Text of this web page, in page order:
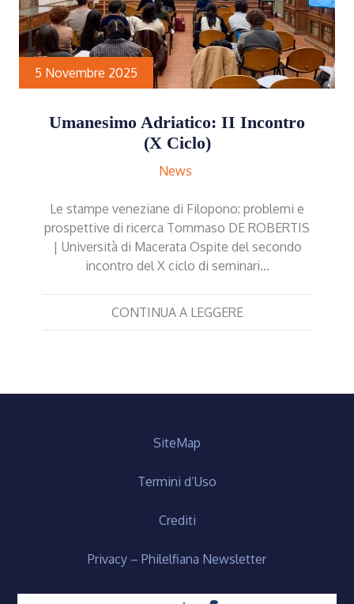
5 Novembre 2025
Umanesimo Adriatico: II Incontro
(X Ciclo)
News
Le stampe veneziane di Filopono: problemi e
prospettive di ricerca Tommaso DE ROBERTIS
| Università di Macerata Ospite del secondo
incontro del X ciclo di seminari…
CONTINUA A LEGGERE
SiteMap
Termini d’Uso
Crediti
Privacy – Philelfiana Newsletter